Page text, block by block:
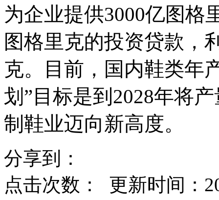
为企业提供3000亿图格
图格里克的投资贷款，
克。目前，国内鞋类年
划”目标是到2028年将
制鞋业迈向新高度。
分享到：
点击次数：
更新时间：